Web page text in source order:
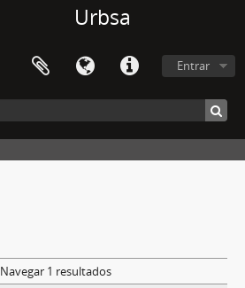
Urbsa
Entrar
Navegar 1 resultados